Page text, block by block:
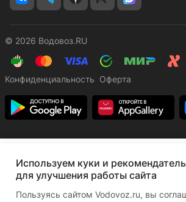
© 2026 Водовоз.RU
Конфиденциальность Оферта
Главная Каталог Корзина Избранные
Используем куки и
для улучшения работы сайта
Пользуясь сайтом Vodovoz.ru, вы